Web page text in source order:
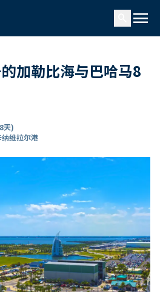
menu
加勒比海与巴哈马8
8天)
维拉尔港